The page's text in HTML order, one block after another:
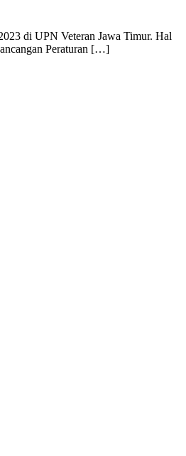
di UPN Veteran Jawa Timur. Hal
Peraturan […]